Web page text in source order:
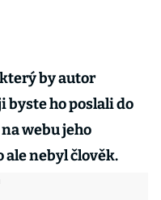
by autor
byste ho poslali do
webu jeho
nebyl člověk.